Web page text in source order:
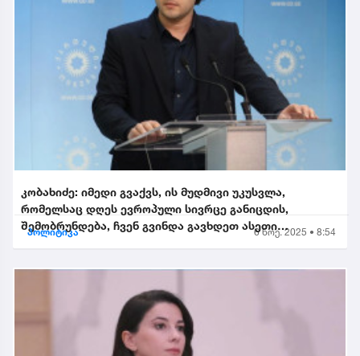
კობახიძე: იმედი გვაქვს, ის მუდმივი უკუსვლა,
რომელსაც დღეს ევროპული სივრცე განიცდის,
შემობრუნდება, ჩვენ გვინდა გავხდეთ ასეთი
შემობრუნებული ევროკავშირის...
პოლიტიკა 6 ნოე. 2025 • 8:54